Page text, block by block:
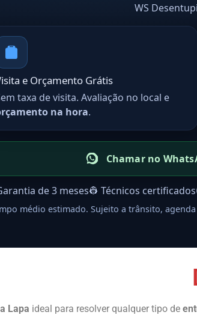
WS
e Orçamento Grátis
taxa de visita. Avaliação no local e
na hora.
Chamar no
de 3 meses👷 Técnicos certificados
médio estimado. Sujeito a trânsito,
Lapa ideal para resolver qualquer tipo de